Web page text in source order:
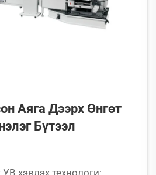
Аяга Дээрх Өнгөт
Бүтээл
хэвлэх технологи: